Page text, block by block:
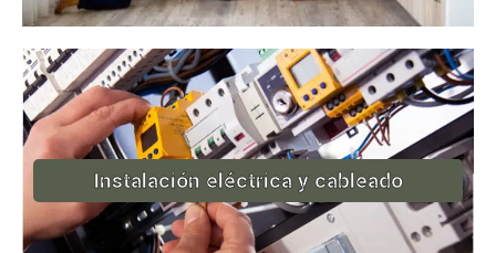
Instalación eléctrica y cableado